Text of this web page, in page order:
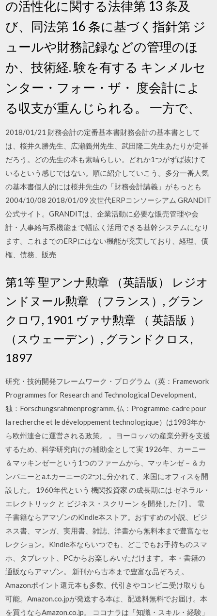
の活性化に関する法律第 13 条及
び、同法第 16 条に基づく指針第 ジ
ュールや財務記録などの管理のほ
か、技術経. 験を有する キンメルセ
ンター・フォー・ザ・ 度会計によ
る収支が重んじられる。 一方で、
2018/01/21 財務会計の定番基本書財務会計の基本書として
は、桜井久勝先生、広瀬義州先生、武田隆二先生あたりが定番
だろう。どの先生の本も素晴らしい。どれか1つがずば抜けて
いるという感じではない。順に紹介していこう。多分一番人気
の基本書個人的には桜井先生の「財務会計講義」がもっとも
2004/10/08 2018/01/09 次世代ERPコンソーシアム GRANDIT
公式サイト。GRANDITは、企業活動に必要な販売管理や会
計・人事給与系機能まで幅広く活用できる基幹システムになり
ます。これまでのERPにはない機能が充実しており、経理、債
権、債務、販売
第1等 聖アンナ勲章 （英語版） レジオ
ンドヌール勲章 （フランス）, グラン
クロワ, 1901 ヴァサ勲章 （ 英語版 ）
（スウェーデン）, グランドクロス,
1897
研究・技術開発フレームワーク・プログラム（英：Framework
Programmes for Research and Technological Development,
独：Forschungsrahmenprogramm, 仏：Programme-cadre pour
la recherche et le développement technologique）は1983年か
ら欧州連合に運営される政策。 。ヨーロッパの産業分野を支援
するため、科学研究向けの補助金として実 1926年、カーニー
＆マッキンゼーという1つのファームから、マッキンゼ－＆カ
ンパニーとa.t.カーニーの2つに分かれて、米国にオフィスを開
設した。 1960年代という 機関投資家 の成長期には ゼネラル・
エレクトリック と ビジネス・スクリーン を開発した [7] 。 電
子書籍ならアマゾンのKindle本ストア。おすすめの小説、ビジ
ネス書、マンガ、実用書、雑誌、洋書から無料本まで豊富なセ
レクション。Kindle本ならいつでも、どこでもお手持ちのスマ
ホ、タブレット、PCからお楽しみいただけます。 本・書籍の
通販ならアマゾン。 新刊から古本まで豊富な品ぞろえ。
Amazonポイント還元本も多数。代引きやコンビニ受け取りも
可能。Amazon.co.jpが発送する本は、配送料無料でお届け。本
を買うならAmazon.co.jp。 ココナラは「知識・スキル・経験」